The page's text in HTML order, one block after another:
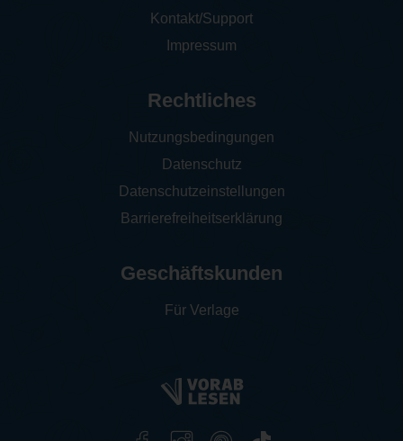
Kontakt/Support
Impressum
Rechtliches
Nutzungsbedingungen
Datenschutz
Datenschutzeinstellungen
Barrierefreiheitserklärung
Geschäftskunden
Für Verlage